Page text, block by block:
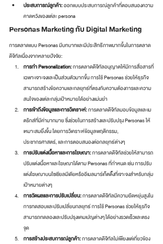
ประสบการณ์ลูกค้า: ออกแบบประสบการณ์ลูกค้าที่ตอบสนองความ
คาดหวังของแต่ละ persona
Personas Marketing กับ Digital Marketing
การตลาดแบบ Personas มีบทบาทและมีประสิทธิภาพมากขึ้นในการตลาด
ดิจิทัลเนื่องจากหลายปัจจัย:
การทำ Personalization: การตลาดดิจิทัลอนุญาตให้มีการสื่อสารที่
เฉพาะเจาะจงและเป็นส่วนตัวมากขึ้น การใช้ Personas ช่วยให้ธุรกิจ
สามารถสร้างข้อความและกลยุทธ์ที่ตรงกับความต้องการและความ
สนใจของแต่ละกลุ่มเป้าหมายได้อย่างแม่นยำ
การเข้าถึงข้อมูลและการวิเคราะห์: การตลาดดิจิทัลมอบข้อมูลและเม
ตริกส์ที่มีค่ามากมาย ซึ่งช่วยในการสร้างและปรับปรุง Personas ให้
เหมาะสมยิ่งขึ้น โดยการวิเคราะห์ข้อมูลพฤติกรรม,
ประชากรศาสตร์, และการตอบสนองต่อกลยุทธ์ต่างๆ
การปรับแต่งเนื้อหาและการโฆษณา: การตลาดดิจิทัลช่วยให้สามารถ
ปรับแต่งเนื้อหาและโฆษณาได้ตาม Personas ที่กำหนด เช่น การปรับ
แต่งโฆษณาบนโซเชียลมีเดียหรืออีเมลมาร์เก็ตติ้งที่เจาะจงสำหรับกลุ่ม
เป้าหมายต่างๆ
การวัดผลและการปรับเปลี่ยน: การตลาดดิจิทัลมีความยืดหยุ่นสูงใน
การทดสอบและปรับเปลี่ยนกลยุทธ์ การใช้ Personas ช่วยให้ธุรกิจ
สามารถทดลองและปรับปรุงแคมเปญต่างๆ ได้อย่างรวดเร็วและตรง
จุด
การสร้างประสบการณ์ลูกค้า: การตลาดดิจิทัลไม่เพียงแต่เกี่ยวข้อง